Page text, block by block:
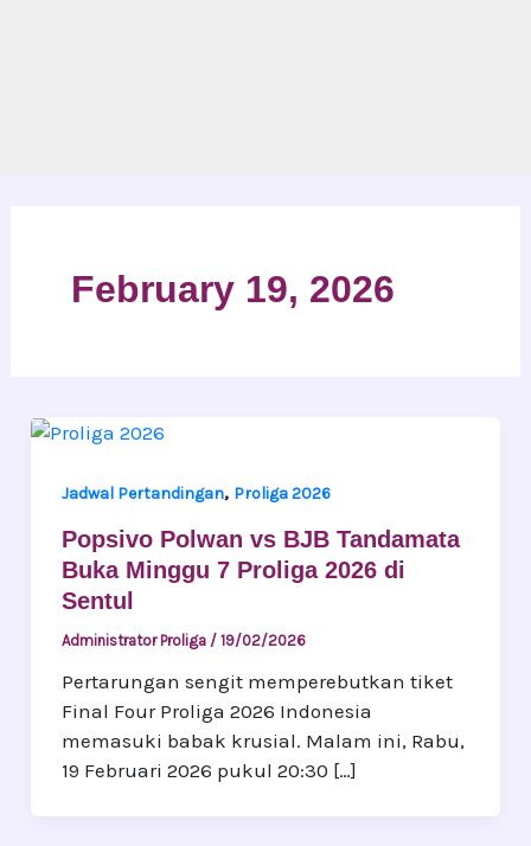
February 19, 2026
Jadwal Pertandingan, Proliga 2026
Popsivo Polwan vs BJB Tandamata
Buka Minggu 7 Proliga 2026 di
Sentul
Administrator Proliga / 19/02/2026
Pertarungan sengit memperebutkan tiket
Final Four Proliga 2026 Indonesia
memasuki babak krusial. Malam ini, Rabu,
19 Februari 2026 pukul 20:30 […]